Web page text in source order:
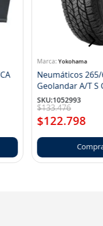
Yokohama
Neumáticos 265/
SKU:1052993
$133.476
$122.798